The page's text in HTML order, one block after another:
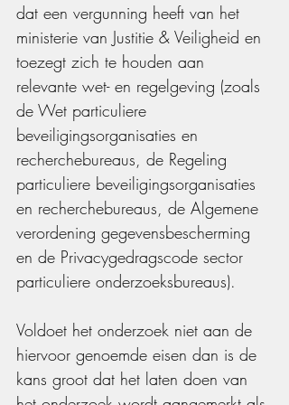
dat een vergunning heeft van het
ministerie van Justitie & Veiligheid en
toezegt zich te houden aan
relevante wet- en regelgeving (zoals
de Wet particuliere
beveiligingsorganisaties en
recherchebureaus, de Regeling
particuliere beveiligingsorganisaties
en recherchebureaus, de Algemene
verordening gegevensbescherming
en de Privacygedragscode sector
particuliere onderzoeksbureaus).
Voldoet het onderzoek niet aan de
hiervoor genoemde eisen dan is de
kans groot dat het laten doen van